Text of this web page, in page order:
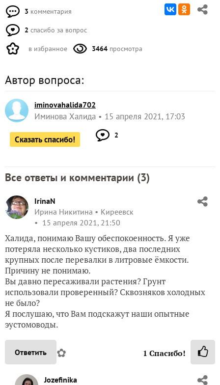
3 комментария
2 спасибо за вопрос
в избранное 3464 просмотра
Автор вопроса:
iminovahalida702
Иминова Халида 15 апреля 2021, 17:03
Сказать спасибо! 2
Все ответы и комментарии (3)
IrinaN
Ирина Никитина
Киреевск
15 апреля 2021, 21:50
Халида, понимаю Вашу обеспокоенность. Я уже
потеряла несколько кустиков, два последних
крупных после перевалки в литровые ёмкости.
Причину не понимаю.
Вы давно пересаживали растения? Грунт
использовали проверенный? Сквозняков холодных
не было?
Я послушаю, что Вам подскажут наши опытные
эустомоводы.
Ответить ✿ 1 Спасибо!
Jozefinika